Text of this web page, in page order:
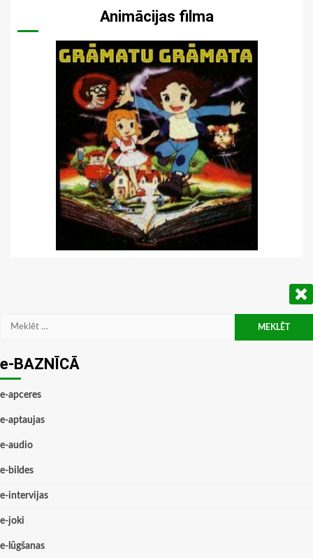
Animācijas filma
Meklēt:
e-BAZNĪCĀ
e-apceres
e-aptaujas
e-audio
e-bildes
e-intervijas
e-joki
e-lūgšanas